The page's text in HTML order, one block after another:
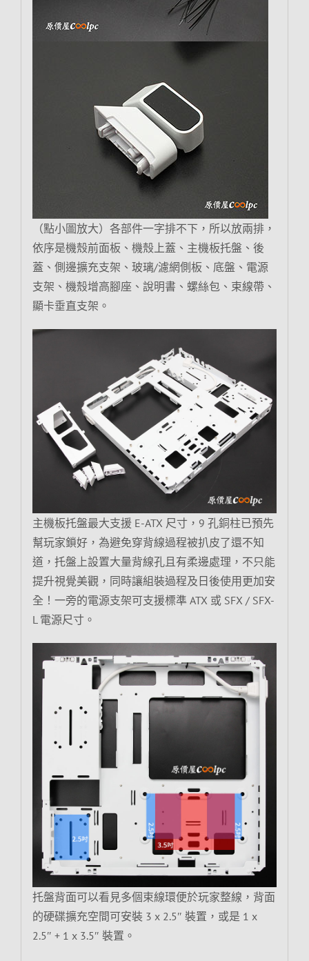
（點小圖放大）各部件一字排不下，所以放兩排，
依序是機殼前面板、機殼上蓋、主機板托盤、後
蓋、側邊擴充支架、玻璃/濾網側板、底盤、電源
支架、機殼增高腳座、說明書、螺絲包、束線帶、
顯卡垂直支架。
主機板托盤最大支援 E-ATX 尺寸，9 孔銅柱已預先
幫玩家鎖好，為避免穿背線過程被扒皮了還不知
道，托盤上設置大量背線孔且有柔邊處理，不只能
提升視覺美觀，同時讓組裝過程及日後使用更加安
全！一旁的電源支架可支援標準 ATX 或 SFX / SFX-
L 電源尺寸。
托盤背面可以看見多個束線環便於玩家整線，背面
的硬碟擴充空間可安裝 3 x 2.5″ 裝置，或是 1 x
2.5″ + 1 x 3.5″ 裝置。